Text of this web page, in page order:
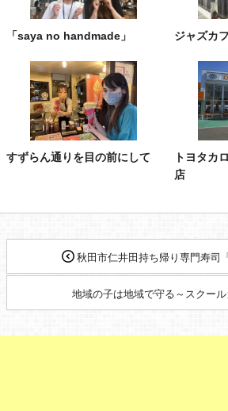
「saya no handmade」 ジャズカ
すずらん通りを目の前にして
トヨタカ
店
秋田市仁井田持ち帰り専門寿司
地域の子は地域で守る～スクール